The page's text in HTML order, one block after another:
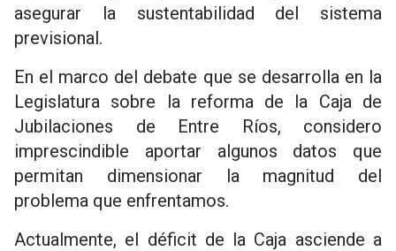
asegurar la sustentabilidad del sistema
previsional.
En el marco del debate que se desarrolla en la
Legislatura sobre la reforma de la Caja de
Jubilaciones de Entre Ríos, considero
imprescindible aportar algunos datos que
permitan dimensionar la magnitud del
problema que enfrentamos.
Actualmente, el déficit de la Caja asciende a